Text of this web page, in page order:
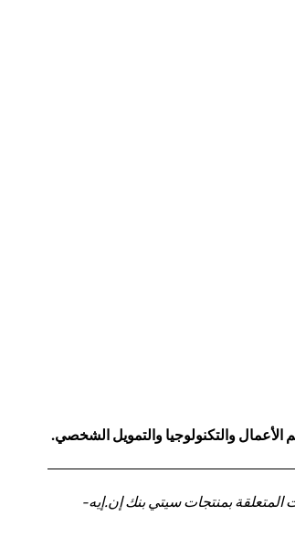
والتكنولوجيا والتمويل الشخصي.
المتعلقة بمنتجات سيتي بنك إن.إيه-